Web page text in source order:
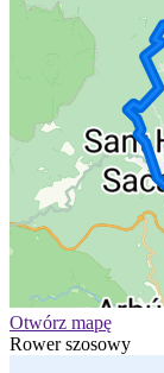
Otwórz mapę
Rower szosowy